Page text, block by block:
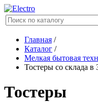
Главная /
Каталог /
Мелкая бытовая
Тостеры со склада в
Тостеры